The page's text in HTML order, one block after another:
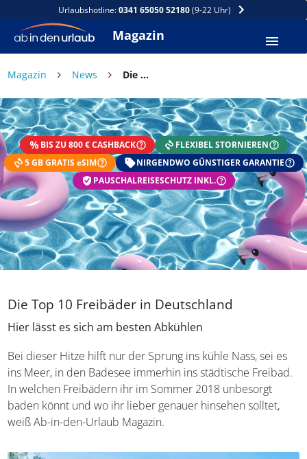
Urlaubshotline:0341 65050 52180(9-22 Uhr)
Magazin
Magazin News Die Top 10 Freibäder in Deutschland
BIS ZU 800 € CASHBACK
FLEXIBEL STORNIEREN
5 GB GRATIS eSIM
NIRGENDWO GÜNSTIGER GARANTIE
PAUSCHALREISESCHUTZ INKL.
Die Top 10 Freibäder in Deutschland
Hier lässt es sich am besten Abkühlen
Bei dieser Hitze hilft nur der Sprung ins kühle Nass, sei es
ins Meer, in den Badesee immerhin ins städtische Freibad.
In welchen Freibädern ihr im Sommer 2018 unbesorgt
baden könnt und wo ihr lieber genauer hinsehen solltet,
weiß Ab-in-den-Urlaub Magazin.